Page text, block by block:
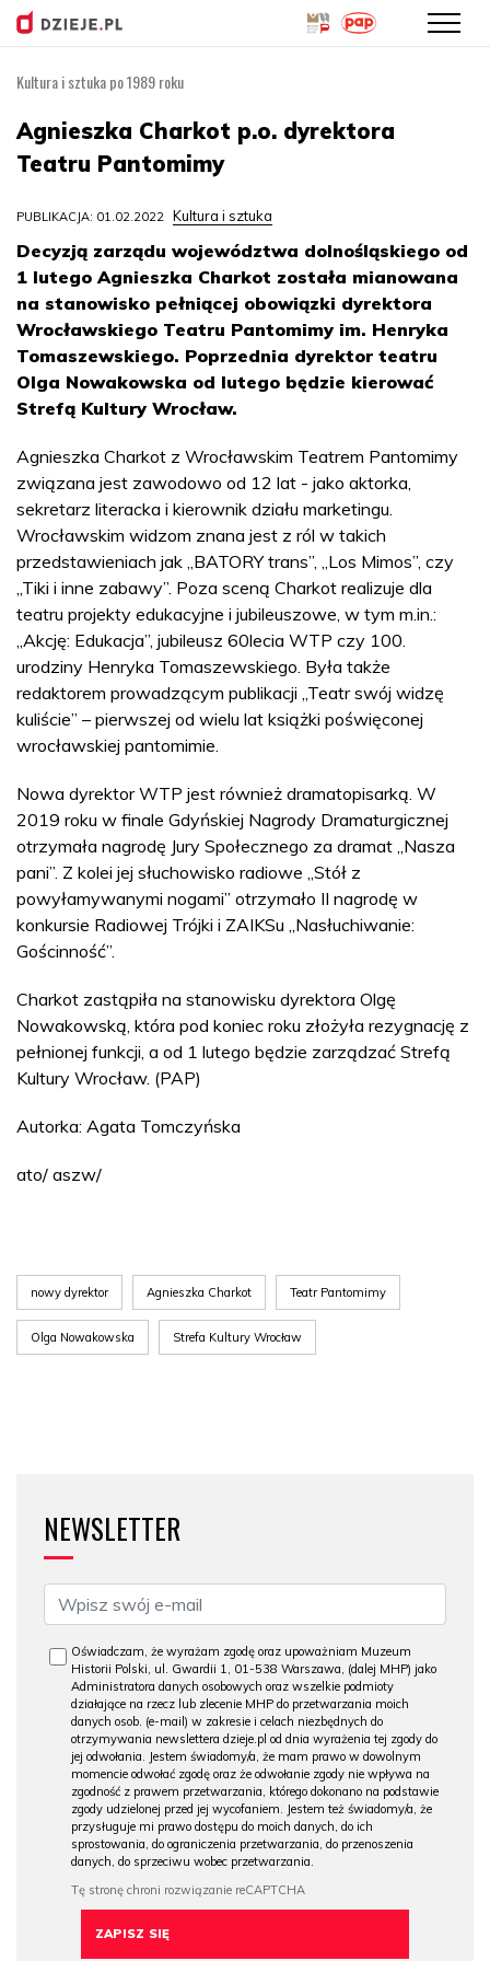
treści
Kultura i sztuka po 1989 roku
Agnieszka Charkot p.o. dyrektora
Teatru Pantomimy
PUBLIKACJA: 01.02.2022 Kultura i sztuka
Decyzją zarządu województwa dolnośląskiego od
1 lutego Agnieszka Charkot została mianowana
na stanowisko pełniącej obowiązki dyrektora
Wrocławskiego Teatru Pantomimy im. Henryka
Tomaszewskiego. Poprzednia dyrektor teatru
Olga Nowakowska od lutego będzie kierować
Strefą Kultury Wrocław.
Agnieszka Charkot z Wrocławskim Teatrem Pantomimy
związana jest zawodowo od 12 lat - jako aktorka,
sekretarz literacka i kierownik działu marketingu.
Wrocławskim widzom znana jest z ról w takich
przedstawieniach jak „BATORY trans”, „Los Mimos”, czy
„Tiki i inne zabawy”. Poza sceną Charkot realizuje dla
teatru projekty edukacyjne i jubileuszowe, w tym m.in.:
„Akcję: Edukacja”, jubileusz 60lecia WTP czy 100.
urodziny Henryka Tomaszewskiego. Była także
redaktorem prowadzącym publikacji „Teatr swój widzę
kuliście” – pierwszej od wielu lat książki poświęconej
wrocławskiej pantomimie.
Nowa dyrektor WTP jest również dramatopisarką. W
2019 roku w finale Gdyńskiej Nagrody Dramaturgicznej
otrzymała nagrodę Jury Społecznego za dramat „Nasza
pani”. Z kolei jej słuchowisko radiowe „Stół z
powyłamywanymi nogami” otrzymało II nagrodę w
konkursie Radiowej Trójki i ZAIKSu „Nasłuchiwanie:
Gościnność”.
Charkot zastąpiła na stanowisku dyrektora Olgę
Nowakowską, która pod koniec roku złożyła rezygnację z
pełnionej funkcji, a od 1 lutego będzie zarządzać Strefą
Kultury Wrocław. (PAP)
Autorka: Agata Tomczyńska
ato/ aszw/
nowy dyrektor Agnieszka Charkot Teatr Pantomimy
Olga Nowakowska Strefa Kultury Wrocław
NEWSLETTER
Oświadczam, że wyrażam zgodę oraz upoważniam Muzeum
Historii Polski, ul. Gwardii 1, 01-538 Warszawa, (dalej MHP) jako
Administratora danych osobowych oraz wszelkie podmioty
działające na rzecz lub zlecenie MHP do przetwarzania moich
danych osob. (e-mail) w zakresie i celach niezbędnych do
otrzymywania newslettera dzieje.pl od dnia wyrażenia tej zgody do
jej odwołania. Jestem świadomy/a, że mam prawo w dowolnym
momencie odwołać zgodę oraz że odwołanie zgody nie wpływa na
zgodność z prawem przetwarzania, którego dokonano na podstawie
zgody udzielonej przed jej wycofaniem. Jestem też świadomy/a, że
przysługuje mi prawo dostępu do moich danych, do ich
sprostowania, do ograniczenia przetwarzania, do przenoszenia
danych, do sprzeciwu wobec przetwarzania.